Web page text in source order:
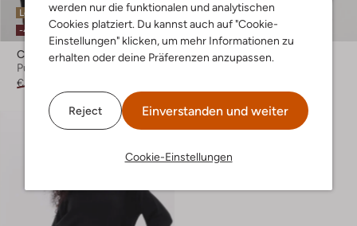
werden nur die funktionalen und analytischen
Cookies platziert. Du kannst auch auf "Cookie-
Einstellungen" klicken, um mehr Informationen zu
erhalten oder deine Präferenzen anzupassen.
Reject Einverstanden und weiter
Cookie-Einstellungen
Letzter Artikel
-40%
Calvin Klein
Pullover
€ 109,95
Calvin Klein
Pullover